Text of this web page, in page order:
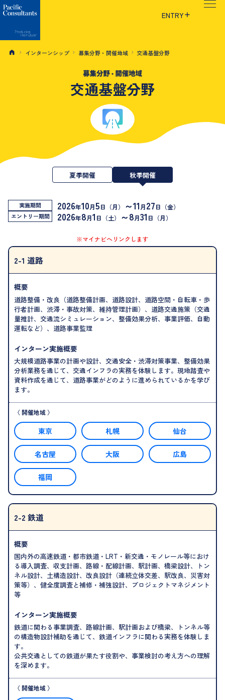
本文へ移動
サイトメニューへ移動
ENTRY
インターンシップ 募集分野・開催地域 交通基盤分野
交通基盤分野
夏季開催 秋季開催
実施期間 2026年10月5日（月） ～11 月27日（金）
エントリー期間 2026年8月1 日（土） ～8月31 日（月）
※マイナビへリンクします
2-1 道路
概要
道路整備・改良（道路整備計画、道路設計、道路空間・自転車・歩
行者計画、渋滞・事故対策、維持管理計画）、道路交通施策（交通
量推計、交通流シミュレーション、整備効果分析、事業評価、自動
運転など）、道路事業監理
インターン実施概要
大規模道路事業の計画や設計、交通安全・渋滞対策事業、整備効果
分析業務を通じて、交通インフラの実務を体験します。現地踏査や
資料作成を通じて、道路事業がどのように進められているかを学び
ます。
東京 札幌 仙台
名古屋 大阪 広島
福岡
2-2 鉄道
概要
国内外の高速鉄道・都市鉄道・LRT・新交通・モノレール等におけ
る導入調査、収支計画、路線・配線計画、駅計画、橋梁設計、トン
ネル設計、土構造設計、改良設計（連続立体交差、駅改良、災害対
策等）、健全度調査と補修・補強設計、プロジェクトマネジメント
等
インターン実施概要
鉄道に関わる事業調査、路線計画、駅計画および橋梁、トンネル等
の構造物設計補助を通じて、鉄道インフラに関わる実務を体験しま
す。
公共交通としての鉄道が果たす役割や、事業検討の考え方への理解
を深めます。